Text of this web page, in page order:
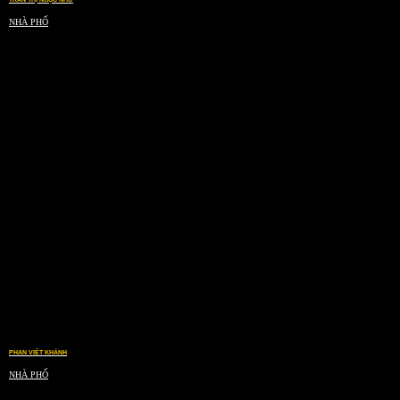
NHÀ PHỐ
PHAN VIẾT KHÁNH
NHÀ PHỐ